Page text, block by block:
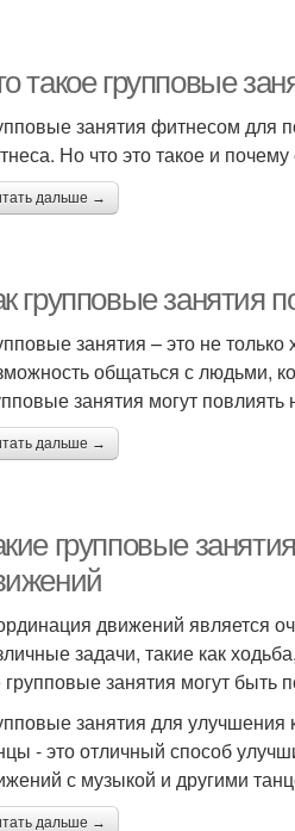
такое групповые
занятия фитнесом для
Но что это такое и почему
дальше →
групповые занятия
занятия – это не
общаться с людьми,
занятия могут
дальше →
групповые
движений является
задачи, такие как
групповые занятия могут быть
занятия для
- это отличный способ
с музыкой и другими
дальше →